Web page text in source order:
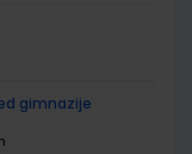
gimnazije